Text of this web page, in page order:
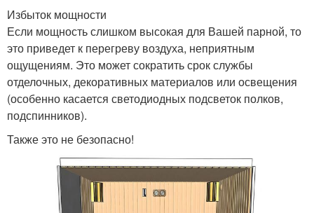
Избыток мощности
Если мощность слишком высокая для Вашей парной, то
это приведет к перегреву воздуха, неприятным
ощущениям. Это может сократить срок службы
отделочных, декоративных материалов или освещения
(особенно касается светодиодных подсветок полков,
подспинников).
Также это не безопасно!